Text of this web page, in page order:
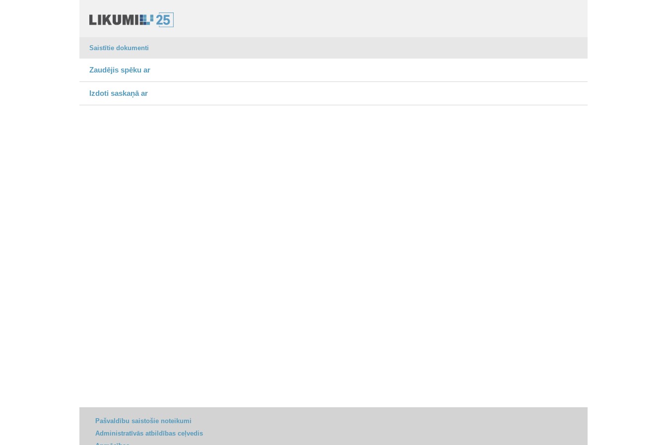
Saistītie dokumenti
Zaudējis spēku ar
Izdoti saskaņā ar
Pašvaldību saistošie noteikumi
Administratīvās atbildības ceļvedis